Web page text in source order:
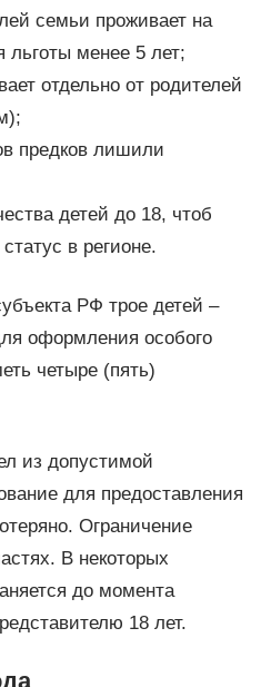
семьи проживает на
льготы менее 5 лет;
отдельно от родителей
предков лишили
детей до 18, чтоб
в регионе.
РФ трое детей –
оформления особого
четыре (пять)
из допустимой
для предоставления
Ограничение
В некоторых
до момента
18 лет.